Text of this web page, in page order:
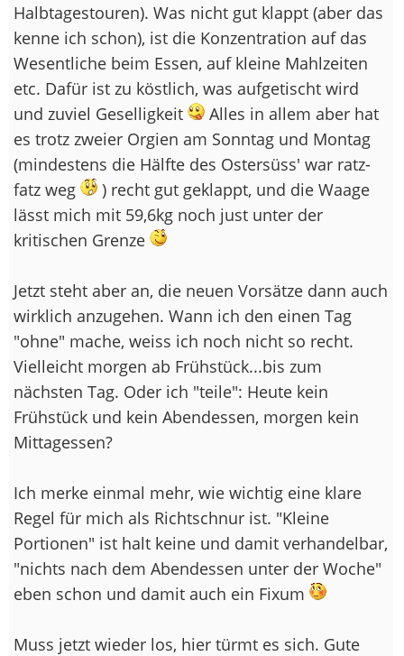
Halbtagestouren). Was nicht gut klappt (aber das
kenne ich schon), ist die Konzentration auf das
Wesentliche beim Essen, auf kleine Mahlzeiten
etc. Dafür ist zu köstlich, was aufgetischt wird
und zuviel Geselligkeit
Alles in allem aber hat
es trotz zweier Orgien am Sonntag und Montag
(mindestens die Hälfte des Ostersüss' war ratz-
fatz weg
) recht gut geklappt, und die Waage
lässt mich mit 59,6kg noch just unter der
kritischen Grenze
Jetzt steht aber an, die neuen Vorsätze dann auch
wirklich anzugehen. Wann ich den einen Tag
"ohne" mache, weiss ich noch nicht so recht.
Vielleicht morgen ab Frühstück...bis zum
nächsten Tag. Oder ich "teile": Heute kein
Frühstück und kein Abendessen, morgen kein
Mittagessen?
Ich merke einmal mehr, wie wichtig eine klare
Regel für mich als Richtschnur ist. "Kleine
Portionen" ist halt keine und damit verhandelbar,
"nichts nach dem Abendessen unter der Woche"
eben schon und damit auch ein Fixum
Muss jetzt wieder los, hier türmt es sich. Gute